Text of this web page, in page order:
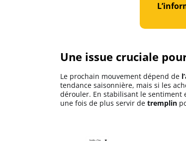
Une issue cruciale
Le prochain mouvement dépend de
tendance saisonnière, mais si les
dérouler. En stabilisant le
une fois de plus servir de tremplin